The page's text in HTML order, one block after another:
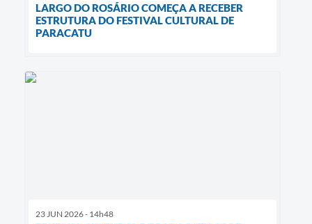
LARGO DO ROSÁRIO COMEÇA A RECEBER
ESTRUTURA DO FESTIVAL CULTURAL DE
PARACATU
23 JUN 2026 - 14h48